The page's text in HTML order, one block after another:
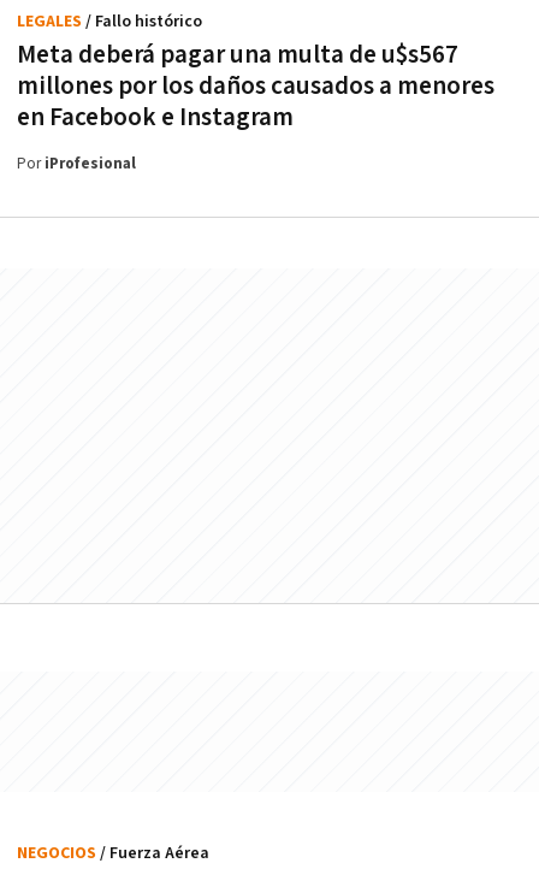
Meta deberá pagar una multa de u$s567
millones por los daños causados a menores
en Facebook e Instagram
LEGALES / Fallo histórico
PoriProfesional
NEGOCIOS / Fuerza Aérea